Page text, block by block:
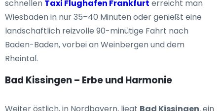
schnellen Taxi Flughafen Frankfurt erreicht man
Wiesbaden in nur 35–40 Minuten oder genießt eine
landschaftlich reizvolle 90-minütige Fahrt nach
Baden-Baden, vorbei an Weinbergen und dem
Rheintal.
Bad Kissingen – Erbe und Harmonie